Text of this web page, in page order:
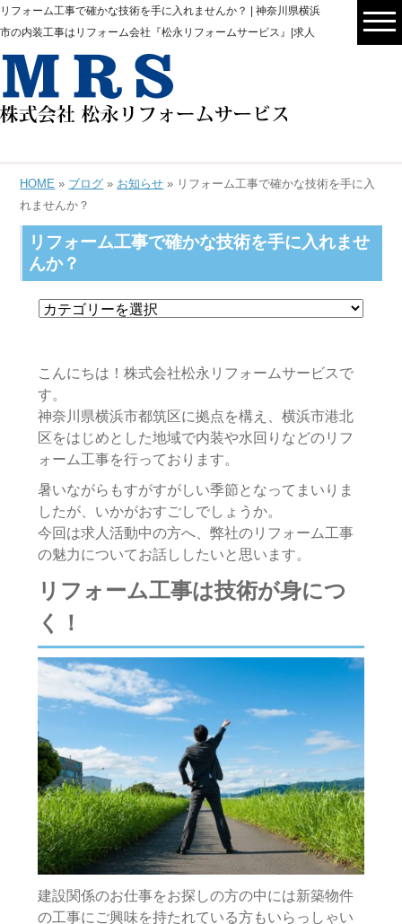
リフォーム工事で確かな技術を手に入れませんか？ | 神奈川県横浜
市の内装工事はリフォーム会社『松永リフォームサービス』|求人
HOME » ブログ » お知らせ » リフォーム工事で確かな技術を手に入
れませんか？
リフォーム工事で確かな技術を手に入れませ
んか？
こんにちは！株式会社松永リフォームサービスで
す。
神奈川県横浜市都筑区に拠点を構え、横浜市港北
区をはじめとした地域で内装や水回りなどのリフ
ォーム工事を行っております。
暑いながらもすがすがしい季節となってまいりま
したが、いかがおすごしでしょうか。
今回は求人活動中の方へ、弊社のリフォーム工事
の魅力についてお話ししたいと思います。
リフォーム工事は技術が身につ
く！
建設関係のお仕事をお探しの方の中には新築物件
の工事にご興味を持たれている方もいらっしゃい